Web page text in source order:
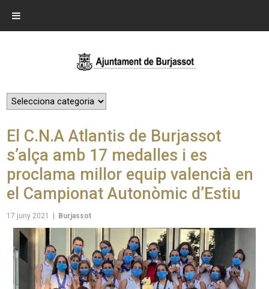
El C.N.A Atlantis de Burjassot
s’alça amb 17 medalles i es
proclama millor equip valencià en
el Campionat Autonòmic d’Estiu
17 juny 2021 Burjassot